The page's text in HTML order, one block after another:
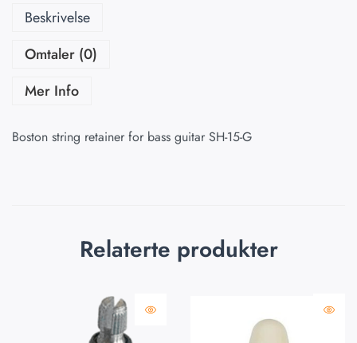
Beskrivelse
Omtaler (0)
Mer Info
Boston string retainer for bass guitar SH-15-G
Relaterte produkter